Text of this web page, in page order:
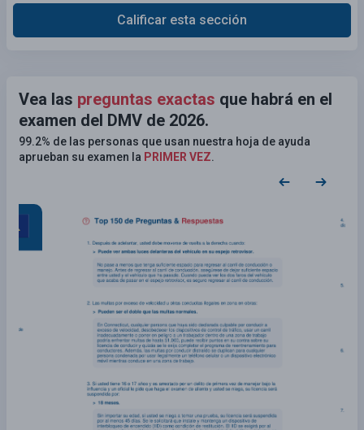
Calificar esta sección
Vea las preguntas exactas que habrá en el
examen del DMV de 2026.
99.2% de las personas que usan nuestra hoja de ayuda
aprueban su examen la PRIMER VEZ.